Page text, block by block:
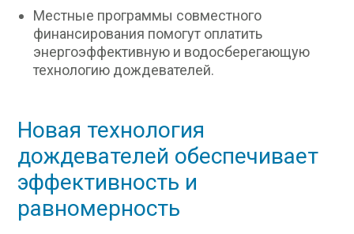
Местные программы совместного
финансирования помогут оплатить
энергоэффективную и водосберегающую
технологию дождевателей.
Новая технология
дождевателей обеспечивает
эффективность и
равномерность